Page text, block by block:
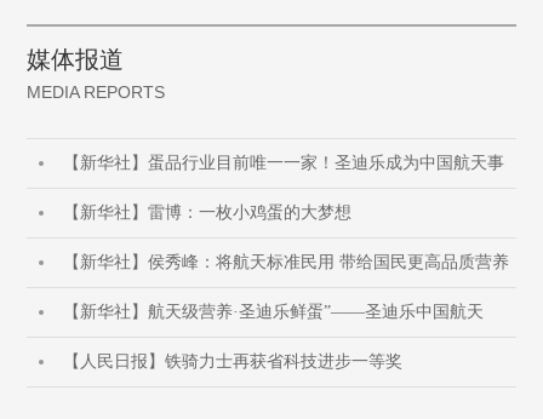
媒体报道
MEDIA REPORTS
【新华社】蛋品行业目前唯一一家！圣迪乐成为中国航天事
【新华社】雷博：一枚小鸡蛋的大梦想
【新华社】侯秀峰：将航天标准民用 带给国民更高品质营养
【新华社】航天级营养·圣迪乐鲜蛋”——圣迪乐中国航天
【人民日报】铁骑力士再获省科技进步一等奖